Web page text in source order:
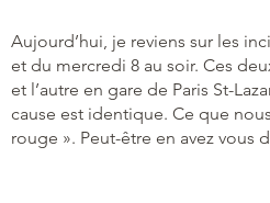
Aujourd’hui, je reviens sur les
et du mercredi 8 au soir. Ces
et l’autre en gare de Paris St-
cause est identique. Ce que
rouge ». Peut-être en avez vous